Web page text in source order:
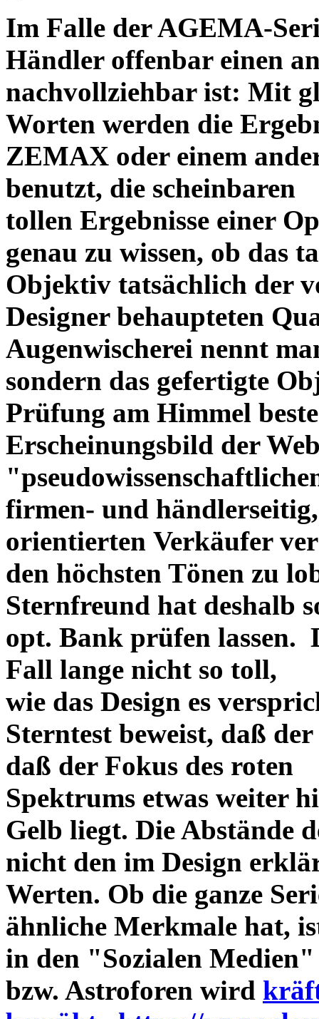
Im Falle der AGEMA-
Händler offenbar einen
nachvollziehbar ist: Mit
Worten werden die
ZEMAX oder einem
benutzt, die scheinbaren
tollen Ergebnisse einer
genau zu wissen, ob das
Objektiv tatsächlich der
Designer behaupteten
Augenwischerei nennt
sondern das gefertigte
Prüfung am Himmel
Erscheinungsbild der
firmen- und
orientierten Verkäufer
den höchsten Tönen zu
Sternfreund hat deshalb
opt. Bank prüfen lassen.
Fall lange nicht so toll,
wie das Design es
Sterntest beweist, daß
daß der Fokus des roten
Spektrums etwas weiter
Gelb liegt. Die Abstände
nicht den im Design
Werten. Ob die ganze
ähnliche Merkmale hat,
in den "Sozialen Medien"
bzw. Astroforen wird